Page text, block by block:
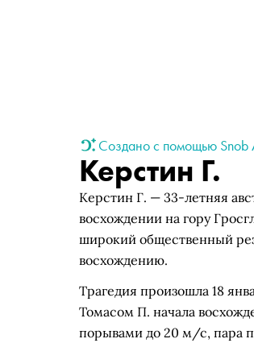
Создано с помощью Snob
Керстин Г.
Керстин Г. — 33-летняя
восхождении на гору
широкий общественный
восхождению.
Трагедия произошла 18
Томасом П. начала
порывами до 20 м/с, пара